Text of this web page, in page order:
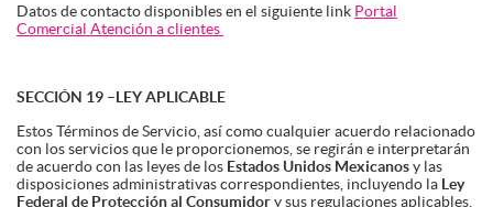
Datos de contacto disponibles en el siguiente link Portal
Comercial Atención a clientes
SECCIÓN 19 –LEY APLICABLE
Estos Términos de Servicio, así como cualquier acuerdo relacionado
con los servicios que le proporcionemos, se regirán e interpretarán
de acuerdo con las leyes de los Estados Unidos Mexicanosy las
disposiciones administrativas correspondientes, incluyendo la Ley
Federal de Protección al Consumidory sus regulaciones aplicables.